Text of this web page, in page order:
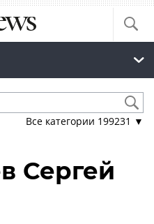
Все категории 199231 ▼
Сергей